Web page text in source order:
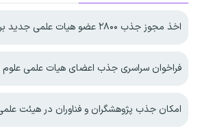
اخذ مجوز جذب ۲۸۰۰ عضو هیات علمی جدید برای دانشگاه‌های علوم پزشکی
فراخوان سراسری جذب اعضای هیات علمی علوم پزشکی در
امکان جذب پژوهشگران و فناوران در هیئت